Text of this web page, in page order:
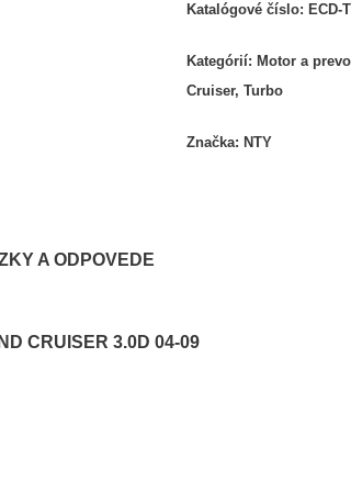
Katalógové číslo: ECD-
Kategórií: Motor a
Cruiser,Turbo
Značka: NTY
A ODPOVEDE
CRUISER 3.0D 04-09